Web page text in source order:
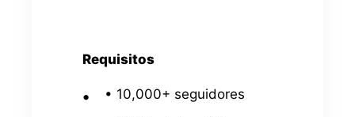
Requisitos
• 10,000+ seguidores